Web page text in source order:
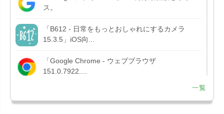
ス。
「B612 - 日常をもっとおしゃれにするカメラ
15.3.5」iOS向...
「Google Chrome - ウェブブラウザ
151.0.7922....
「Microsoft OneDrive 18.7.3」iOS向け最新版を...
一覧